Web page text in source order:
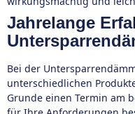
Jahrelange
Bei der
unterschiedlichen
Grunde einen Termin am